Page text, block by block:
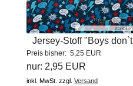
Jersey-Stoff "Boys don`t
lie...
Preis bisher: 5,25 EUR
nur: 2,95 EUR
inkl. MwSt. zzgl. Versand